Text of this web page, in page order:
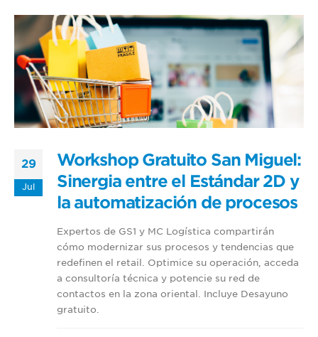
29
Jul
Workshop Gratuito San Miguel:
Sinergia entre el Estándar 2D y
la automatización de procesos
Expertos de GS1 y MC Logística compartirán
cómo modernizar sus procesos y tendencias que
redefinen el retail. Optimice su operación, acceda
a consultoría técnica y potencie su red de
contactos en la zona oriental. Incluye Desayuno
gratuito.